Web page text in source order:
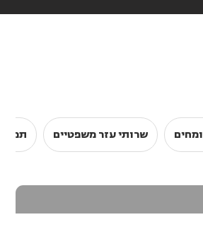
שרותי עזר משפטיים